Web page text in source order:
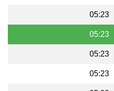
05:23
05:23
05:23
05:23